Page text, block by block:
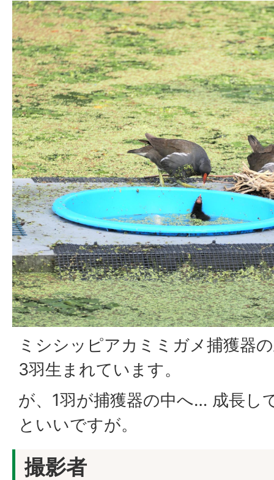
ミシシッピアカミミガメ捕獲器
3羽生まれています。
が、1羽が捕獲器の中へ… 成長し
といいですが。
撮影者